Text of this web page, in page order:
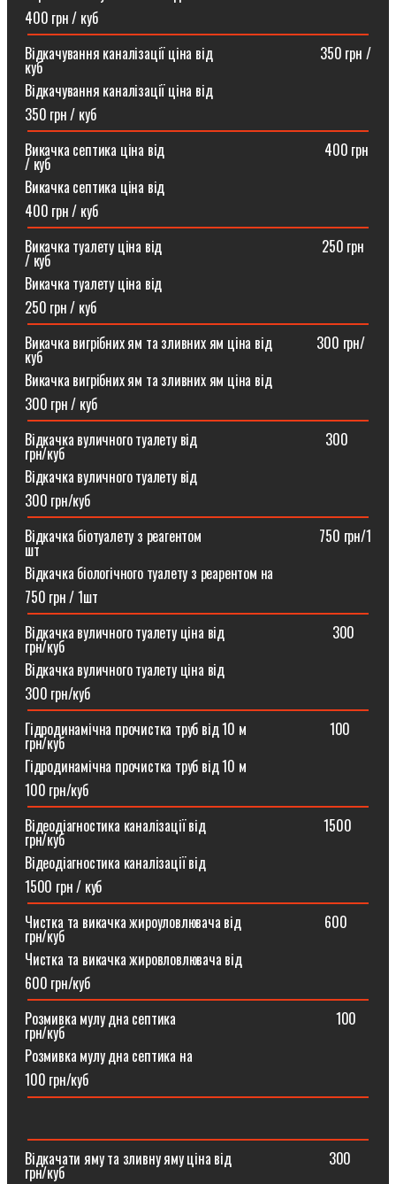
400 грн / куб
Відкачування каналізації ціна від ⠀⠀⠀⠀⠀⠀⠀⠀⠀⠀350 грн /
куб
Відкачування каналізації ціна від
350 грн / куб
Викачка септика ціна від ⠀⠀⠀⠀⠀⠀⠀⠀⠀⠀⠀⠀⠀⠀⠀400 грн
/ куб
Викачка септика ціна від
400 грн / куб
Викачка туалету ціна від ⠀⠀⠀⠀⠀⠀⠀⠀⠀⠀⠀⠀⠀⠀⠀250 грн
/ куб⠀
Викачка туалету ціна від
250 грн / куб
Викачка вигрібних ям та зливних ям ціна від ⠀⠀⠀⠀300 грн/
куб
Викачка вигрібних ям та зливних ям ціна від
300 грн / куб
Відкачка вуличного туалету від ⠀⠀⠀⠀⠀⠀⠀⠀⠀⠀⠀⠀300
грн/куб
Відкачка вуличного туалету від
300 грн/куб
Відкачка біотуалету з реагентом ⠀⠀⠀⠀⠀⠀⠀⠀⠀⠀⠀750 грн/1
шт
Відкачка біологічного туалету з реарентом на
750 грн / 1шт
Відкачка вуличного туалету ціна від ⠀⠀⠀⠀⠀⠀⠀⠀⠀⠀300
грн/куб
Відкачка вуличного туалету ціна від
300 грн/куб
Гідродинамічна прочистка труб від 10 м⠀⠀⠀⠀⠀⠀⠀⠀100
грн/куб
Гідродинамічна прочистка труб від 10 м
100 грн/куб
Відеодіагностика каналізації від ⠀⠀⠀⠀⠀⠀⠀⠀⠀⠀⠀1500
грн/куб
Відеодіагностика каналізації від
1500 грн / куб
Чистка та викачка жироуловлювача від⠀⠀⠀⠀⠀⠀⠀⠀600
грн/куб
Чистка та викачка жировловлювача від
600 грн/куб
Розмивка мулу дна септика ⠀⠀⠀⠀⠀⠀⠀⠀⠀⠀⠀⠀⠀⠀⠀100
грн/куб
Розмивка мулу дна септика на
100 грн/куб
Відкачати яму та зливну яму ціна від ⠀⠀⠀⠀⠀⠀⠀⠀⠀300
грн/куб